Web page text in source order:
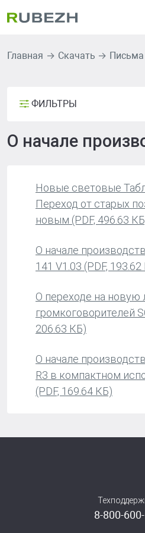
Главная Скачать Письма
ФИЛЬТРЫ
О начале
Новые световые
Переход от старых
новым (PDF, 496.63
О начале
141 V1.03 (PDF,
О переходе на новую
громкоговорителей
206.63 КБ)
О начале
R3 в компактном
(PDF, 169.64 КБ)
8-800-